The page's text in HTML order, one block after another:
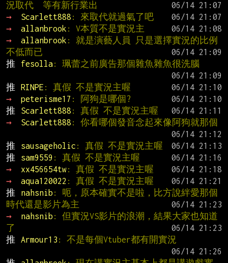
況取代  等有新行業出
→
Scarlett888 : 來取代就過氣了吧
→
allanbrook : V本質不是實況主
→
allanbrook : 就是演藝人員 只是選擇實況的比例
不低而已
推
fesolla: 珮蕾之前廣告那個雜魚雜魚很洗腦
推
RINPE : 真假 不是實況主喔
→
peterisme17 : 阿狗是哪個?
推
Scarlett888 : 真假 不是實況主喔
→
Scarlett888 : 你看哪個發音念起來像阿狗就那個
推
sausageholic : 真假 不是實況主喔
推
sam9559 : 真假 不是實況主喔
→
xx456654tw: 真假 不是實況主喔
→
aqua120022 : 真假 不是實況主喔
推
nahsnib : 呃，原本確實不是啦，比方說絆愛那個
時代還是影片為主
→
nahsnib : 但實況VS影片的浪潮，結果大家也知道
了
推
Armour13 : 不是每個Vtuber都有開實況